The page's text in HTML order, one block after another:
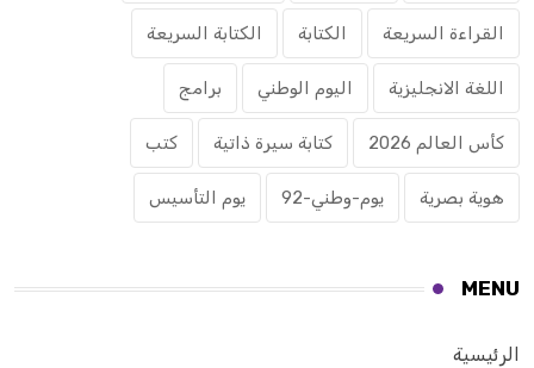
القراءة السريعة الكتابة الكتابة السريعة
اللغة الانجليزية اليوم الوطني برامج
كأس العالم 2026 كتابة سيرة ذاتية كتب
هوية بصرية يوم-وطني-92 يوم التأسيس
MENU
الرئيسية